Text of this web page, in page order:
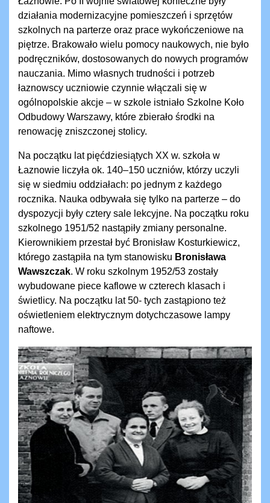
działania modernizacyjne pomieszczeń i sprzętów
szkolnych na parterze oraz prace wykończeniowe na
piętrze. Brakowało wielu pomocy naukowych, nie było
podręczników, dostosowanych do nowych programów
nauczania. Mimo własnych trudności i potrzeb
łaznowscy uczniowie czynnie włączali się w
ogólnopolskie akcje – w szkole istniało Szkolne Koło
Odbudowy Warszawy, które zbierało środki na
renowację zniszczonej stolicy.
Na początku lat pięćdziesiątych XX w. szkoła w
Łaznowie liczyła ok. 140–150 uczniów, którzy uczyli
się w siedmiu oddziałach: po jednym z każdego
rocznika. Nauka odbywała się tylko na parterze – do
dyspozycji były cztery sale lekcyjne. Na początku roku
szkolnego 1951/52 nastąpiły zmiany personalne.
Kierownikiem przestał być Bronisław Kosturkiewicz,
którego zastąpiła na tym stanowisku Bronisława
Wawszczak. W roku szkolnym 1952/53 zostały
wybudowane piece kaflowe w czterech klasach i
świetlicy. Na początku lat 50- tych zastąpiono też
oświetleniem elektrycznym dotychczasowe lampy
naftowe.